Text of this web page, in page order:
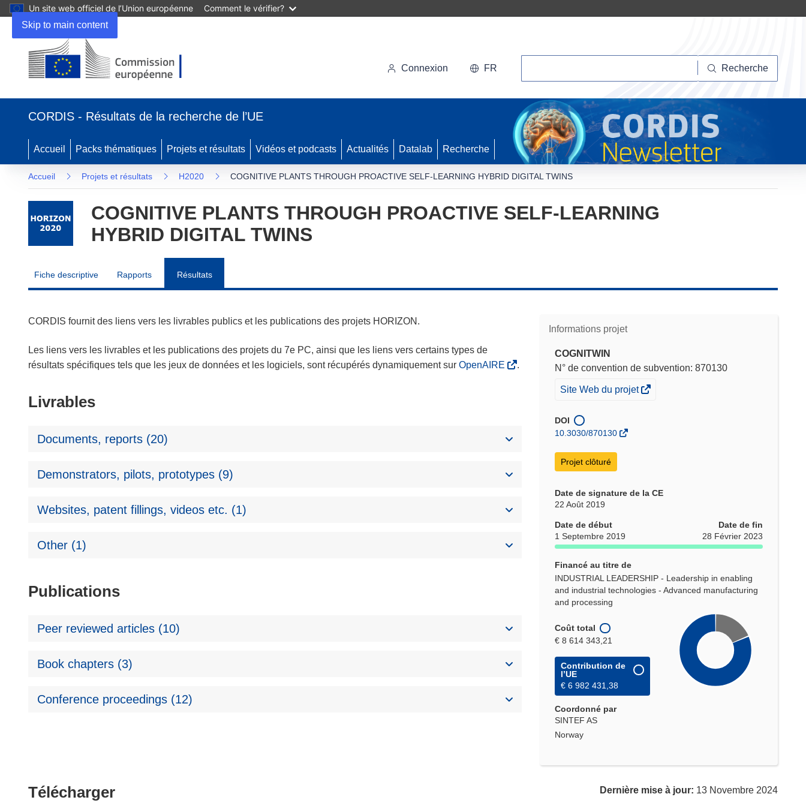
Skip to main content
Un site web officiel de l’Union européenne Comment le vérifier?
une
fenêtre)
Connexion FR Recherche
CORDIS - Résultats de la recherche de l’UE
Accueil Packs thématiques Projets et résultats Vidéos et podcasts Actualités Datalab Recherche
Accueil Projets et résultats H2020 COGNITIVE PLANTS THROUGH PROACTIVE SELF-LEARNING HYBRID DIGITAL TWINS
COGNITIVE PLANTS THROUGH PROACTIVE SELF-LEARNING
HYBRID DIGITAL TWINS
Fiche descriptive Rapports Résultats
Informations projet
COGNITWIN
N° de convention de subvention: 870130
(s’ouvre
une
nouvelle
Site Web du projet
DOI
10.3030/870130
Projet clôturé
Date de signature de la CE
22 Août 2019
Date de début
1 Septembre 2019
Date de fin
28 Février 2023
Financé au titre de
INDUSTRIAL LEADERSHIP - Leadership in enabling
and industrial technologies - Advanced manufacturing
and processing
Coût total
€ 8 614 343,21
Contribution de
l’UE
€ 6 982 431,38
Coordonné par
SINTEF AS
Norway
CORDIS fournit des liens vers les livrables publics et les publications des projets HORIZON.
Les liens vers les livrables et les publications des projets du 7e PC, ainsi que les liens vers certains types de
résultats spécifiques tels que les jeux de données et les logiciels, sont récupérés dynamiquement sur OpenAIRE .
Livrables
Documents, reports (20)
Demonstrators, pilots, prototypes (9)
Websites, patent fillings, videos etc. (1)
Other (1)
Publications
Peer reviewed articles (10)
Book chapters (3)
Conference proceedings (12)
TéléchargerTélécharger
Dernière mise à jour: 13 Novembre 2024